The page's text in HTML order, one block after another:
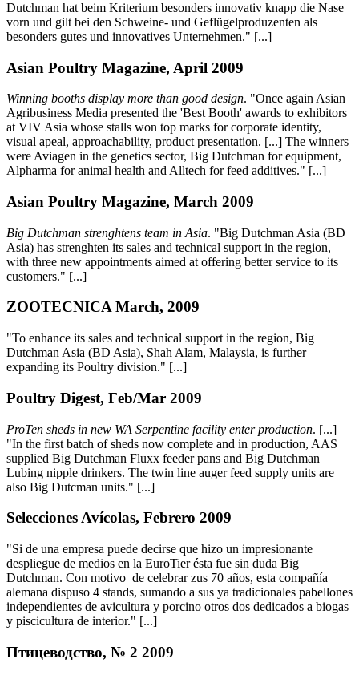
Dutchman hat beim Kriterium besonders innovativ knapp die Nase
vorn und gilt bei den Schweine- und Geflügelproduzenten als
besonders gutes und innovatives Unternehmen." [...]
Asian Poultry Magazine, April 2009
Winning booths display more than good design. "Once again Asian
Agribusiness Media presented the 'Best Booth' awards to exhibitors
at VIV Asia whose stalls won top marks for corporate identity,
visual apeal, approachability, product presentation. [...] The winners
were Aviagen in the genetics sector, Big Dutchman for equipment,
Alpharma for animal health and Alltech for feed additives." [...]
Asian Poultry Magazine, March 2009
Big Dutchman strenghtens team in Asia. "Big Dutchman Asia (BD
Asia) has strenghten its sales and technical support in the region,
with three new appointments aimed at offering better service to its
customers." [...]
ZOOTECNICA March, 2009
"To enhance its sales and technical support in the region, Big
Dutchman Asia (BD Asia), Shah Alam, Malaysia, is further
expanding its Poultry division." [...]
Poultry Digest, Feb/Mar 2009
ProTen sheds in new WA Serpentine facility enter production. [...]
"In the first batch of sheds now complete and in production, AAS
supplied Big Dutchman Fluxx feeder pans and Big Dutchman
Lubing nipple drinkers. The twin line auger feed supply units are
also Big Dutcman units." [...]
Selecciones Avícolas, Febrero 2009
"Si de una empresa puede decirse que hizo un impresionante
despliegue de medios en la EuroTier ésta fue sin duda Big
Dutchman. Con motivo de celebrar zus 70 años, esta compañía
alemana dispuso 4 stands, sumando a sus ya tradicionales pabellones
independientes de avicultura y porcino otros dos dedicados a biogas
y piscicultura de interior." [...]
Птицеводство, № 2 2009